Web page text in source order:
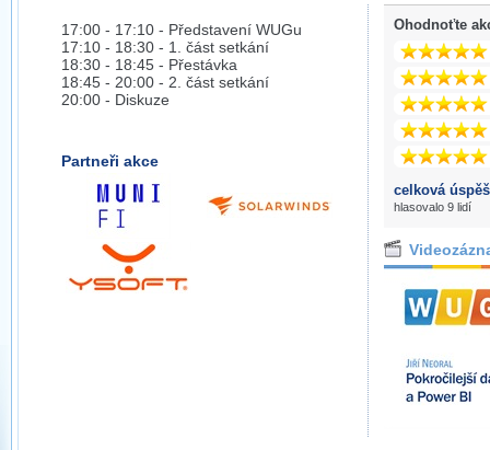
17:00 - 17:10 - Představení WUGu
17:10 - 18:30 - 1. část setkání
18:30 - 18:45 - Přestávka
18:45 - 20:00 - 2. část setkání
20:00 - Diskuze
Partneři akce
Ohodnoťte
celková
hlasovalo 9 lidí